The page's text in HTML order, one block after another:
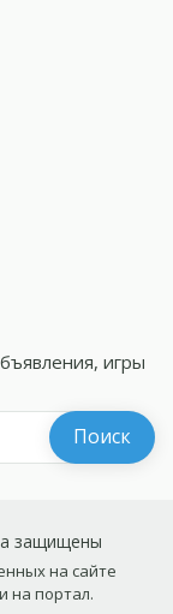
игры
защищены
на сайте
на портал.